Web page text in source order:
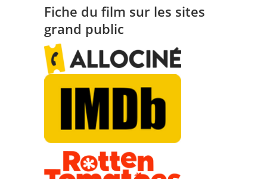
Fiche du film sur les sites
grand public